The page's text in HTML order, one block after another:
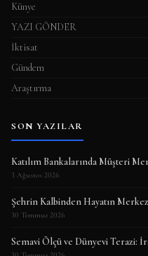
Künye
YAZI GÖNDER
İktisat
Gündem
Araştırma
SON YAZILAR
Katılım Bankalarında Müşteri
3 Ağustos 2026
Şehrin Kalbinden Hayatın
30 Temmuz 2026
Semavi Ölçü ve Dünyevi Terazi: